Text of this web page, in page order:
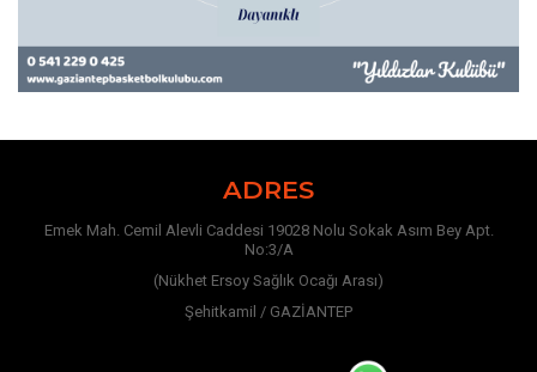
ADRES
Emek Mah. Cemil Alevli Caddesi 19028 Nolu Sokak Asım Bey Apt.
No:3/A
(Nükhet Ersoy Sağlık Ocağı Arası)
Şehitkamil / GAZİANTEP